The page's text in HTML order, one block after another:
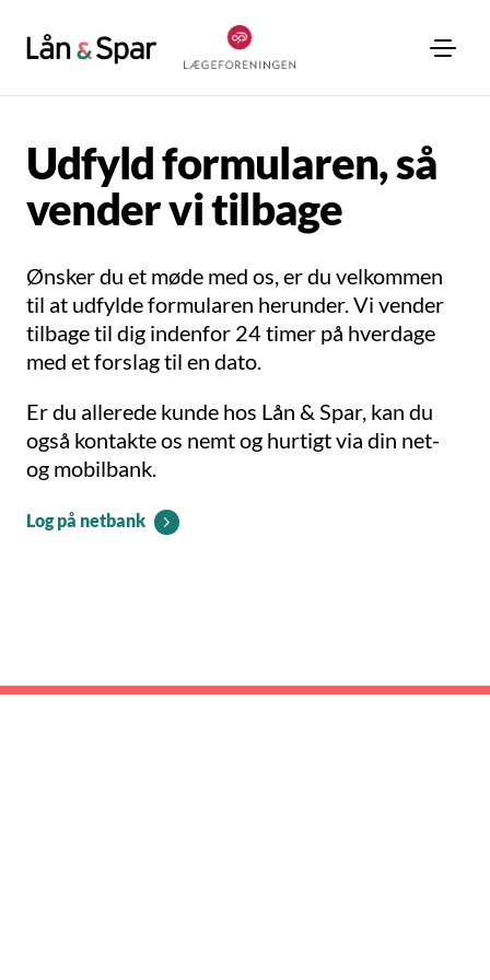
Udfyld formularen, så
vender vi tilbage
Ønsker du et møde med os, er du velkommen
til at udfylde formularen herunder. Vi vender
tilbage til dig indenfor 24 timer på hverdage
med et forslag til en dato.
Er du allerede kunde hos Lån & Spar, kan du
også kontakte os nemt og hurtigt via din net-
og mobilbank.
Log på netbank